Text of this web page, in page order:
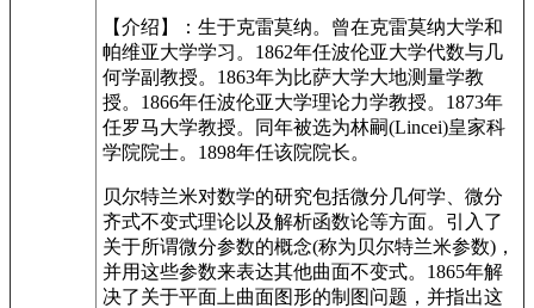
【介绍】：生于克雷莫纳。曾在克雷莫纳大学和
帕维亚大学学习。1862年任波伦亚大学代数与几
何学副教授。1863年为比萨大学大地测量学教
授。1866年任波伦亚大学理论力学教授。1873年
任罗马大学教授。同年被选为林嗣(Lincei)皇家科
学院院士。1898年任该院院长。
贝尔特兰米对数学的研究包括微分几何学、微分
齐式不变式理论以及解析函数论等方面。引入了
关于所谓微分参数的概念(称为贝尔特兰米参数)，
并用这些参数来表达其他曲面不变式。1865年解
决了关于平面上曲面图形的制图问题，并指出这